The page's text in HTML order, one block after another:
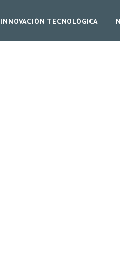
INNOVACIÓN TECNOLÓGICA